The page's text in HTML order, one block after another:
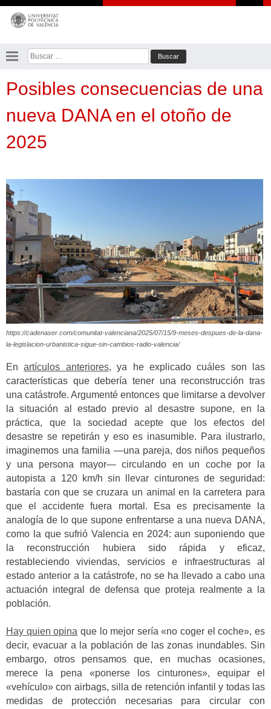
Saltar
contenido
Buscar:
Posibles consecuencias de una
nueva DANA en el otoño de
2025
https://cadenaser.com/comunitat-valenciana/2025/07/15/9-meses-despues-de-la-dana-
la-legislacion-urbanistica-sigue-sin-cambios-radio-valencia/
Enartículos anteriores, ya he explicado cuáles son las
características que debería tener una reconstrucción tras
una catástrofe. Argumenté entonces que limitarse a devolver
la situación al estado previo al desastre supone, en la
práctica, que la sociedad acepte que los efectos del
desastre se repetirán y eso es inasumible. Para ilustrarlo,
imaginemos una familia —una pareja, dos niños pequeños
y una persona mayor— circulando en un coche por la
autopista a 120 km/h sin llevar cinturones de seguridad:
bastaría con que se cruzara un animal en la carretera para
que el accidente fuera mortal. Esa es precisamente la
analogía de lo que supone enfrentarse a una nueva DANA,
como la que sufrió Valencia en 2024: aun suponiendo que
la reconstrucción hubiera sido rápida y eficaz,
restableciendo viviendas, servicios e infraestructuras al
estado anterior a la catástrofe, no se ha llevado a cabo una
actuación integral de defensa que proteja realmente a la
población.
Hay quien opina que lo mejor sería «no coger el coche», es
decir, evacuar a la población de las zonas inundables. Sin
embargo, otros pensamos que, en muchas ocasiones,
merece la pena «ponerse los cinturones», equipar el
«vehículo» con airbags, silla de retención infantil y todas las
medidas de protección necesarias para circular con